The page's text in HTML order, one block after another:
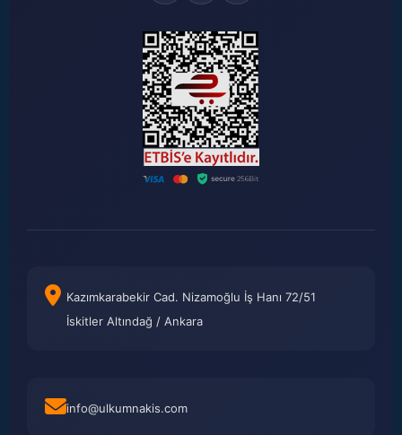
Kazımkarabekir Cad. Nizamoğlu İş Hanı 72/51
İskitler Altındağ / Ankara
info@ulkumnakis.com